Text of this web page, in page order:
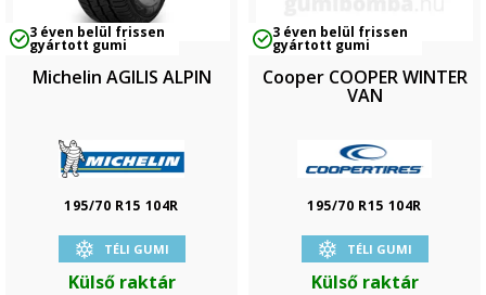
3 éven belül frissen
gyártott gumi
Michelin AGILIS ALPIN
195/70 R15 104R
TÉLI GUMI
Külső raktár
3 éven belül frissen
gyártott gumi
Cooper COOPER WINTER
VAN
195/70 R15 104R
TÉLI GUMI
Külső raktár